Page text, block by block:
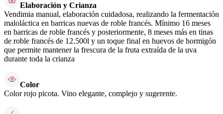
Elaboración y Crianza
Vendimia manual, elaboración cuidadosa, realizando la fermentación
maloláctica en barricas nuevas de roble francés. Mínimo 16 meses
en barricas de roble francés y posteriormente, 8 meses más en tinas
de roble francés de 12.500l y un toque final en huevos de hormigón
que permite mantener la frescura de la fruta extraída de la uva
durante toda la crianza
Color
Color rojo picota. Vino elegante, complejo y sugerente.